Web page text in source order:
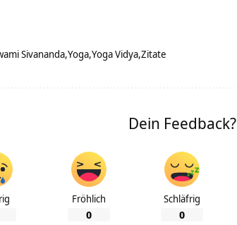
Sivananda Yoga Yoga Vidya Zitate
Dein Feedback?
Fröhlich
0
Schläfrig
0